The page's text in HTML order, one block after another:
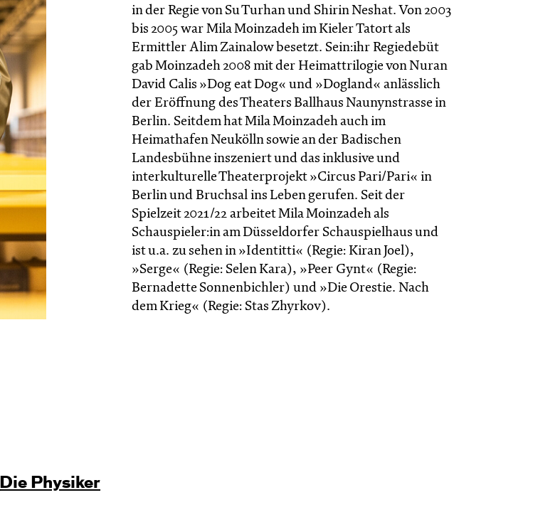
in der Regie von Su Turhan und Shirin Neshat. Von 2003
bis 2005 war Mila Moinzadeh im Kieler Tatort als
Ermittler Alim Zainalow besetzt. Sein:ihr Regiedebüt
gab Moinzadeh 2008 mit der Heimattrilogie von Nuran
David Calis »Dog eat Dog« und »Dogland« anlässlich
der Eröffnung des Theaters Ballhaus Naunynstrasse in
Berlin. Seitdem hat Mila Moinzadeh auch im
Heimathafen Neukölln sowie an der Badischen
Landesbühne inszeniert und das inklusive und
interkulturelle Theaterprojekt »Circus Pari/Pari« in
Berlin und Bruchsal ins Leben gerufen. Seit der
Spielzeit 2021/22 arbeitet Mila Moinzadeh als
Schauspieler:in am Düsseldorfer Schauspielhaus und
ist u.a. zu sehen in »Identitti« (Regie: Kiran Joel),
»Serge« (Regie: Selen Kara), »Peer Gynt« (Regie:
Bernadette Sonnenbichler) und »Die Orestie. Nach
dem Krieg« (Regie: Stas Zhyrkov).
Die Physiker